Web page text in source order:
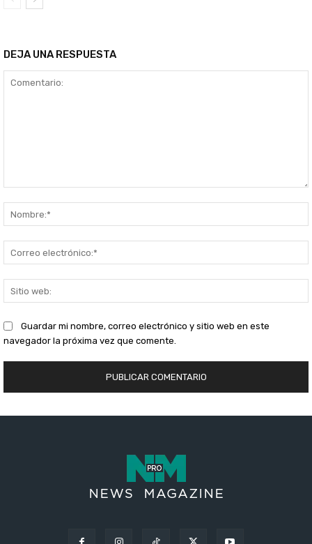
DEJA UNA RESPUESTA
Guardar mi nombre, correo electrónico y sitio web en este
navegador la próxima vez que comente.